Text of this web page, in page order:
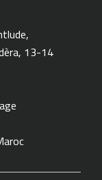
13-14